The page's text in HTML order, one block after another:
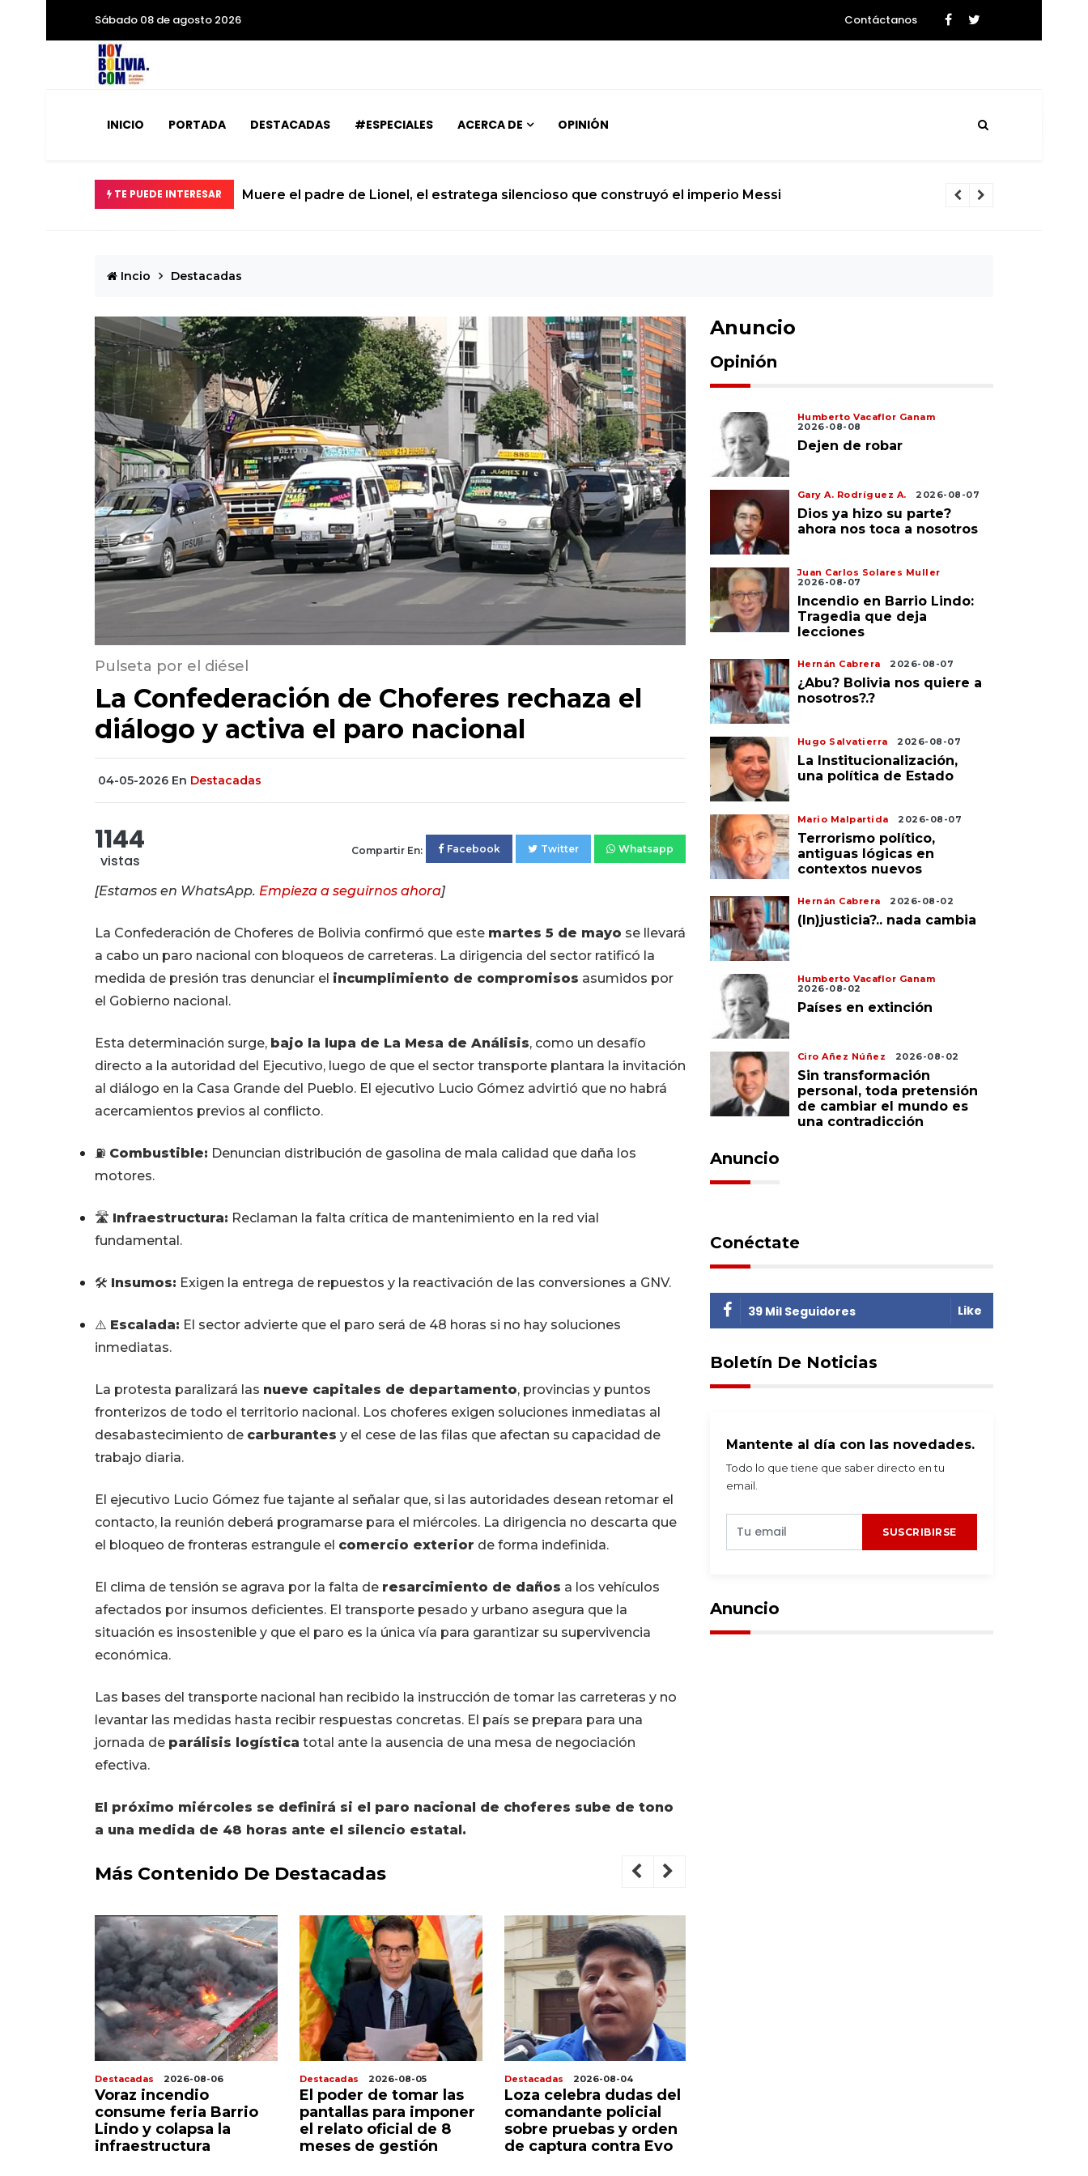
Sábado 08 de agosto 2026 Contáctanos
INICIO PORTADA DESTACADAS #ESPECIALES ACERCA DE OPINIÓN
TE PUEDE INTERESAR
Muere el padre de Lionel, el estratega silencioso que construyó el imperio Messi Urkupiña: El valle donde la piedra brota
Incio Destacadas
Pulseta por el diésel
La Confederación de Choferes rechaza el
diálogo y activa el paro nacional
04-05-2026 En Destacadas
1144
vistas
Compartir En: Facebook Twitter Whatsapp
[Estamos en WhatsApp. Empieza a seguirnos ahora]
La Confederación de Choferes de Bolivia confirmó que este martes 5 de mayo se llevará
a cabo un paro nacional con bloqueos de carreteras. La dirigencia del sector ratificó la
medida de presión tras denunciar el incumplimiento de compromisos asumidos por
el Gobierno nacional.
Esta determinación surge, bajo la lupa de La Mesa de Análisis, como un desafío
directo a la autoridad del Ejecutivo, luego de que el sector transporte plantara la invitación
al diálogo en la Casa Grande del Pueblo. El ejecutivo Lucio Gómez advirtió que no habrá
acercamientos previos al conflicto.
⛽ Combustible: Denuncian distribución de gasolina de mala calidad que daña los
motores.
🛣️ Infraestructura: Reclaman la falta crítica de mantenimiento en la red vial
fundamental.
🛠️ Insumos: Exigen la entrega de repuestos y la reactivación de las conversiones a GNV.
⚠️ Escalada: El sector advierte que el paro será de 48 horas si no hay soluciones
inmediatas.
La protesta paralizará las nueve capitales de departamento, provincias y puntos
fronterizos de todo el territorio nacional. Los choferes exigen soluciones inmediatas al
desabastecimiento de carburantes y el cese de las filas que afectan su capacidad de
trabajo diaria.
El ejecutivo Lucio Gómez fue tajante al señalar que, si las autoridades desean retomar el
contacto, la reunión deberá programarse para el miércoles. La dirigencia no descarta que
el bloqueo de fronteras estrangule el comercio exterior de forma indefinida.
El clima de tensión se agrava por la falta de resarcimiento de daños a los vehículos
afectados por insumos deficientes. El transporte pesado y urbano asegura que la
situación es insostenible y que el paro es la única vía para garantizar su supervivencia
económica.
Las bases del transporte nacional han recibido la instrucción de tomar las carreteras y no
levantar las medidas hasta recibir respuestas concretas. El país se prepara para una
jornada de parálisis logística total ante la ausencia de una mesa de negociación
efectiva.
El próximo miércoles se definirá si el paro nacional de choferes sube de tono
a una medida de 48 horas ante el silencio estatal.
Más Contenido De Destacadas
Destacadas 2026-08-06
Voraz incendio
consume feria Barrio
Lindo y colapsa la
infraestructura
Destacadas 2026-08-05
El poder de tomar las
pantallas para imponer
el relato oficial de 8
meses de gestión
Destacadas 2026-08-04
Loza celebra dudas del
comandante policial
sobre pruebas y orden
de captura contra Evo
Anuncio
Opinión
Humberto Vacaflor Ganam
2026-08-08
Dejen de robar
Gary A. Rodríguez A. 2026-08-07
Dios ya hizo su parte?
ahora nos toca a nosotros
Juan Carlos Solares Muller
2026-08-07
Incendio en Barrio Lindo:
Tragedia que deja
lecciones
Hernán Cabrera 2026-08-07
¿Abu? Bolivia nos quiere a
nosotros?.?
Hugo Salvatierra 2026-08-07
La Institucionalización,
una política de Estado
Mario Malpartida 2026-08-07
Terrorismo político,
antiguas lógicas en
contextos nuevos
Hernán Cabrera 2026-08-02
(In)justicia?.. nada cambia
Humberto Vacaflor Ganam
2026-08-02
Países en extinción
Ciro Añez Núñez 2026-08-02
Sin transformación
personal, toda pretensión
de cambiar el mundo es
una contradicción
Anuncio
Conéctate
39 Mil Seguidores Like
Boletín De Noticias
Mantente al día con las novedades.
Todo lo que tiene que saber directo en tu
email.
SUSCRIBIRSE
Anuncio